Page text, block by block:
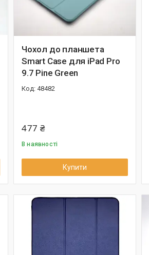
Чохол до планшета
Smart Case для iPad Pro
9.7 Pine Green
48482
477 ₴
В наявності
Купити